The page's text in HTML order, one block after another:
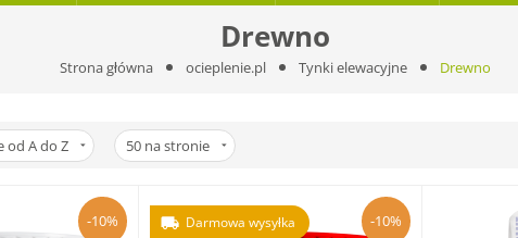
Drewno
Strona główna ocieplenie.pl Tynki elewacyjne Drewno
od A do Z 50 na stronie
-10% Darmowa wysyłka -10%